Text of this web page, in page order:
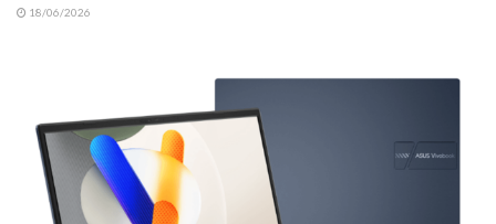
18/06/2026